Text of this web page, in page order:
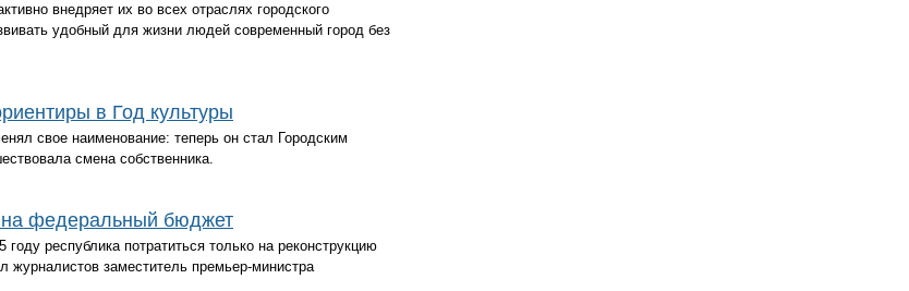
внедряет их во всех отраслях городского
удобный для жизни людей современный город без
в Год культуры
свое наименование: теперь он стал Городским
смена собственника.
на федеральный бюджет
республика потратиться только на реконструкцию
журналистов заместитель премьер-министра